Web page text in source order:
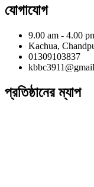
যোগাযোগ
9.00 am - 4.00
Kachua,
01309103837
প্রতিষ্ঠানের ম্যাপ